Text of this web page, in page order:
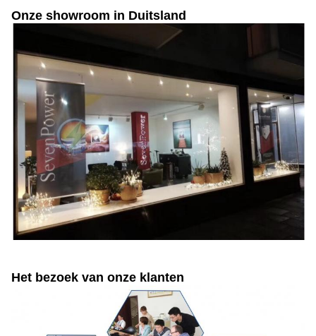
Onze showroom in Duitsland
Het bezoek van onze klanten